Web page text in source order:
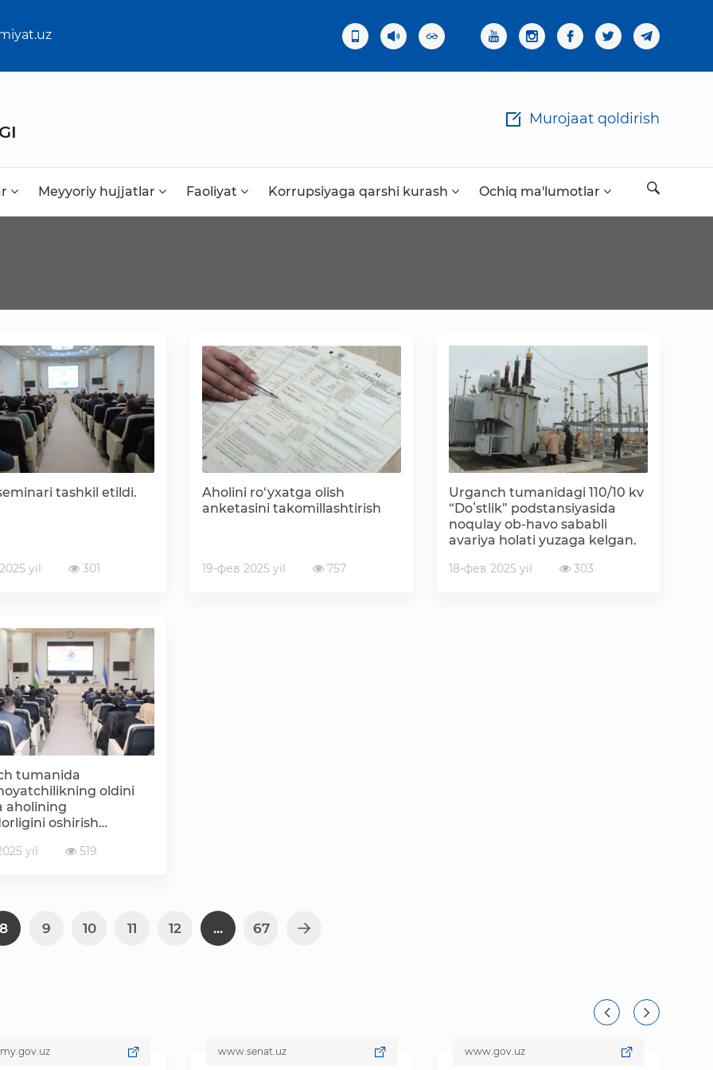
Murojaat qoldirish
Meyyoriy hujjatlar Faoliyat Korrupsiyaga qarshi kurash Ochiq ma'lumotlar
×
Murojaat uchun
Korrupsiyaga qarshi kurashish bo'yicha idoraviy
hujjatlar
Korrupsiyaga qarshi kurashish bo'yicha amalga
oshirayotgan ishlar
«Elektron hukumat» tizimi
«Ochiq ma'lumotlar» PF-6247 bo'yicha
Ochiq budjet ma'lumotlar
Davlat xizmatlar yangona reestri
tashkil etildi.
yil 301
Aholini ro‘yxatga olish
anketasini takomillashtirish
19-фев 2025 yil 757
Urganch tumanidagi 110/10 kv
“Doʻstlik” podstansiyasida
noqulay ob-havo sababli
avariya holati yuzaga kelgan.
18-фев 2025 yil 303
tumanida
oldini
aholining
oshirish
yil 519
8 9 10 11 12 ... 67
www.senat.uz www.gov.uz